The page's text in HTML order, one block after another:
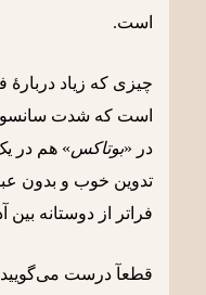
است.
چیزی که زیاد دربارۀ
است که شدت سانسور
در «بوتاکس»هم در
تدوین خوب و بدون
فراتر از دوستانه بین
قطعآ درست